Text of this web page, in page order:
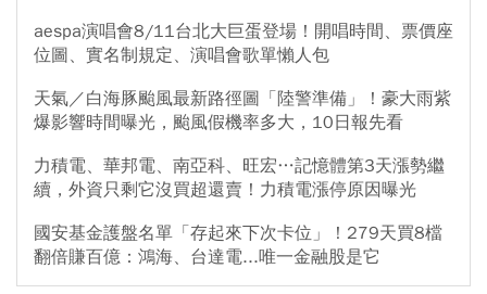
aespa演唱會8/11台北大巨蛋登場！開唱時間、票價座
位圖、實名制規定、演唱會歌單懶人包
天氣／白海豚颱風最新路徑圖「陸警準備」！豪大雨紫
爆影響時間曝光，颱風假機率多大，10日報先看
力積電、華邦電、南亞科、旺宏…記憶體第3天漲勢繼
續，外資只剩它沒買超還賣！力積電漲停原因曝光
國安基金護盤名單「存起來下次卡位」！279天買8檔
翻倍賺百億：鴻海、台達電...唯一金融股是它